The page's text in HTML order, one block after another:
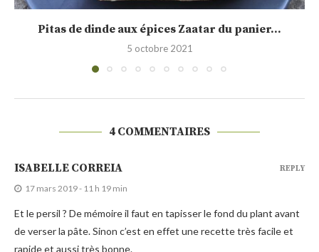
Testé pour vous, la pierre à pizza Crispiz...
13 avril 2020
4 COMMENTAIRES
ISABELLE CORREIA
17 mars 2019 - 11 h 19 min
Et le persil ? De mémoire il faut en tapisser le fond du plant avant
de verser la pâte. Sinon c’est en effet une recette très facile et
rapide et aussi très bonne.
REPLY